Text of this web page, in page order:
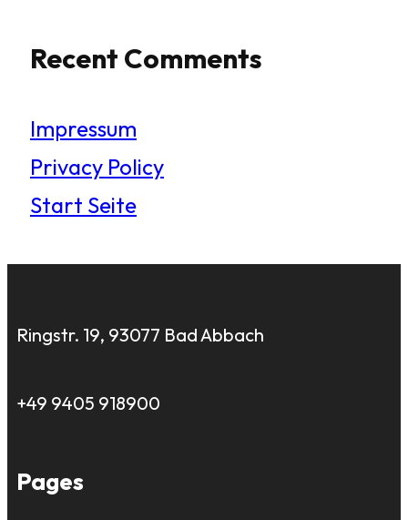
Recent Comments
Impressum
Privacy Policy
Start Seite
Ringstr. 19, 93077 Bad Abbach
+49 9405 918900
Pages